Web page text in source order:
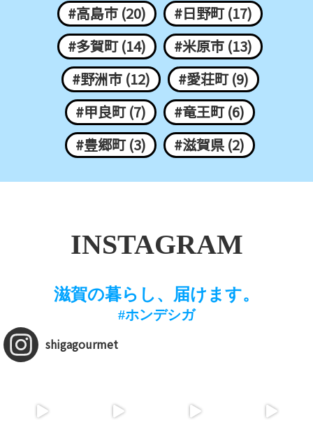
#高島市 (20)
#日野町 (17)
#多賀町 (14)
#米原市 (13)
#野洲市 (12)
#愛荘町 (9)
#甲良町 (7)
#竜王町 (6)
#豊郷町 (3)
#滋賀県 (2)
INSTAGRAM
滋賀の暮らし、届けます。
#ホンデシガ
shigagourmet